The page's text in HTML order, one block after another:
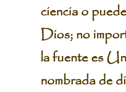
ciencia o
Dios; no
la fuente es
nombrada de